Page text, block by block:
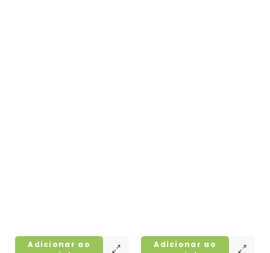
Adicionar ao
Adicionar ao